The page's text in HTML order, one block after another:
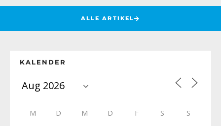
ALLE ARTIKEL
KALENDER
M D M D F S S